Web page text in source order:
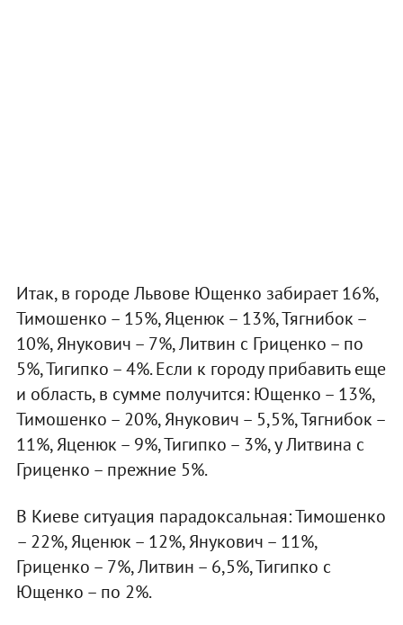
Итак, в городе Львове Ющенко забирает 16%,
Тимошенко – 15%, Яценюк – 13%, Тягнибок –
10%, Янукович – 7%, Литвин с Гриценко – по
5%, Тигипко – 4%. Если к городу прибавить еще
и область, в сумме получится: Ющенко – 13%,
Тимошенко – 20%, Янукович – 5,5%, Тягнибок –
11%, Яценюк – 9%, Тигипко – 3%, у Литвина с
Гриценко – прежние 5%.
В Киеве ситуация парадоксальная: Тимошенко
– 22%, Яценюк – 12%, Янукович – 11%,
Гриценко – 7%, Литвин – 6,5%, Тигипко с
Ющенко – по 2%.